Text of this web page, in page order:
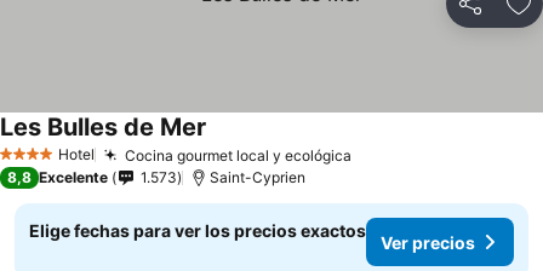
Compartir
4 EstrellasHotel Cocina gourmet local y ecológica
Les Bulles de Mer
8,8 Excelente 1.573 Saint-Cyprien
Elige fechas para ver los precios exactos
Ver precios